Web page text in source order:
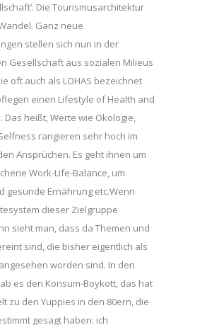
Die Tourismusarchitektur
Ganz neue
stellen sich nun in der
Gesellschaft aus sozialen Milieus
oft auch als LOHAS bezeichnet
einen Lifestyle of Health and
Das heißt, Werte wie Ökologie,
rangieren sehr hoch im
Ansprüchen. Es geht ihnen um
Work-Life-Balance, um
gesunde Ernährung etc.Wenn
dieser Zielgruppe
sieht man, dass da Themen und
sind, die bisher eigentlich als
worden sind. In den
es den Konsum-Boykott, das hat
zu den Yuppies in den 80ern, die
gesagt haben: ich